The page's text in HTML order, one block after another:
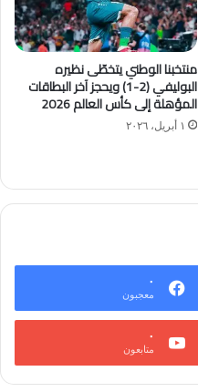
منتخبنا الوطني يتخطّى نظيره
البوليفي (2-1) ويحجز آخر البطاقات
المؤهلة إلى كأس العالم 2026
١ أبريل، ٢٠٢٦
٠
معجبون
٠
متابعون